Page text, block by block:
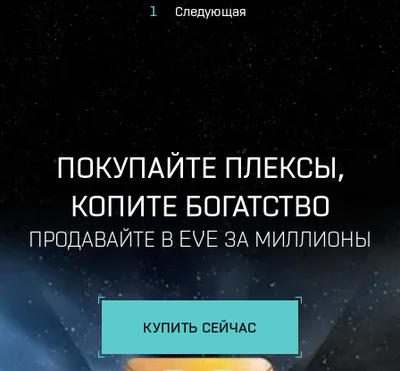
1 Следующая
ПОКУПАЙТЕ ПЛЕКСЫ,
КОПИТЕ БОГАТСТВО
ПРОДАВАЙТЕ В EVE ЗА МИЛЛИОНЫ
КУПИТЬ СЕЙЧАС